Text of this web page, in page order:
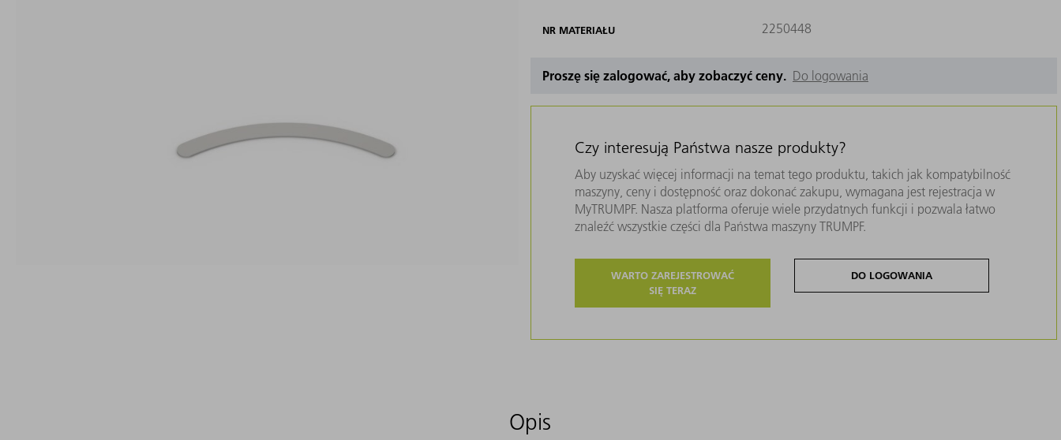
NR MATERIAŁU 2250448
Proszę się zalogować, aby zobaczyć ceny. Do logowania
Czy interesują Państwa nasze produkty?
Aby uzyskać więcej informacji na temat tego produktu, takich jak kompatybilność
maszyny, ceny i dostępność oraz dokonać zakupu, wymagana jest rejestracja w
MyTRUMPF. Nasza platforma oferuje wiele przydatnych funkcji i pozwala łatwo
znaleźć wszystkie części dla Państwa maszyny TRUMPF.
WARTO ZAREJESTROWAĆ
SIĘ TERAZ
DO LOGOWANIA
Opis